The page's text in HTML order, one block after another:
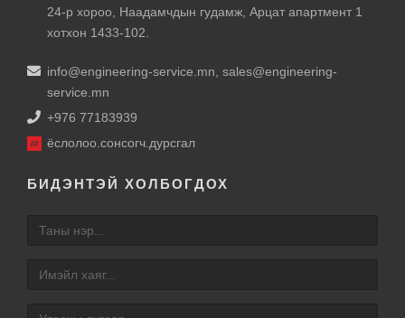
24-р хороо, Наадамчдын гудамж, Арцат апартмент 1
хотхон 1433-102.
info@engineering-service.mn sales@engineering-
service.mn
+976 77183939
ёслолоо.сонсогч.дурсгал
БИДЭНТЭЙ ХОЛБОГДОХ